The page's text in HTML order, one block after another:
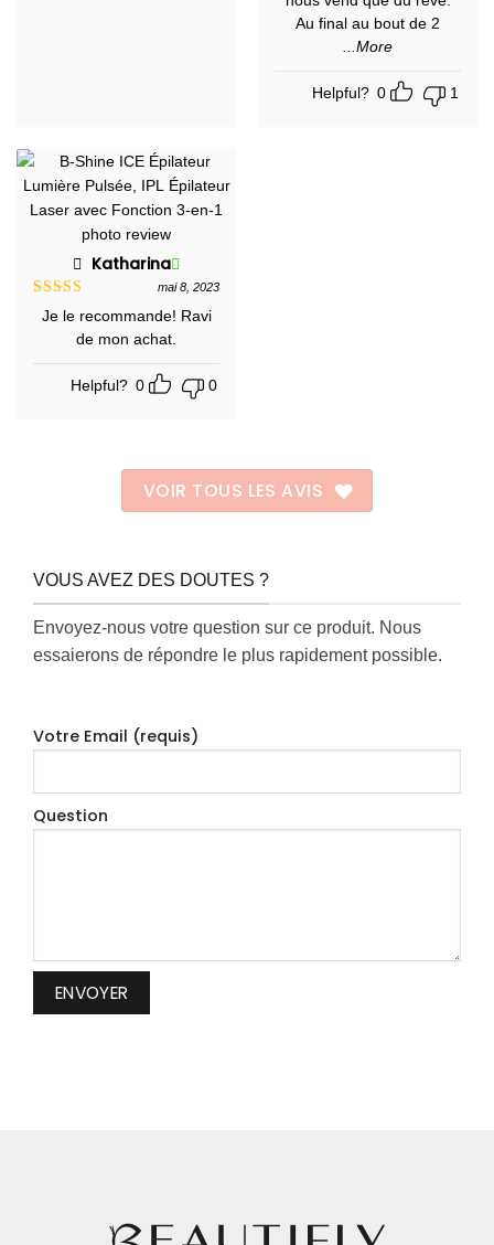
Au final au bout de 2
...More
Helpful? 0 1
Katharina
Note 5sur
mai 8, 2023
Je le recommande! Ravi
de mon achat.
Helpful? 0 0
VOIR TOUS LES AVIS
VOUS AVEZ DES DOUTES ?
Envoyez-nous votre question sur ce produit. Nous
essaierons de répondre le plus rapidement possible.
Votre Email (requis)
Question